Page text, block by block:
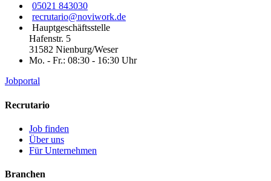
05021 843030
recrutario@noviwork.de
Hauptgeschäftsstelle
Hafenstr. 5
31582 Nienburg/Weser
Mo. - Fr.: 08:30 - 16:30 Uhr
Jobportal
Recrutario
Job finden
Über uns
Für Unternehmen
Branchen